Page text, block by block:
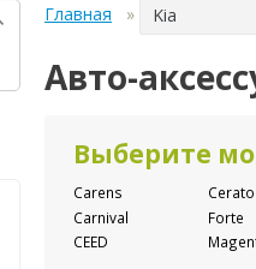
Главная Kia
Авто-
Выберите
Carens
Carnival
CEED
Cerato
Forte